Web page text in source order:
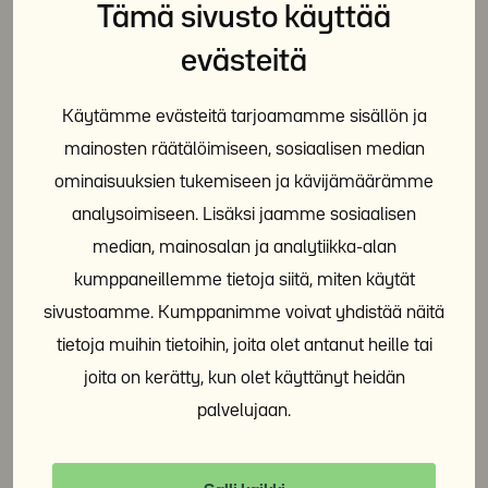
Tämä sivusto käyttää
evästeitä
Käytämme evästeitä tarjoamamme sisällön ja
mainosten räätälöimiseen, sosiaalisen median
ominaisuuksien tukemiseen ja kävijämäärämme
analysoimiseen. Lisäksi jaamme sosiaalisen
median, mainosalan ja analytiikka-alan
kumppaneillemme tietoja siitä, miten käytät
sivustoamme. Kumppanimme voivat yhdistää näitä
tietoja muihin tietoihin, joita olet antanut heille tai
joita on kerätty, kun olet käyttänyt heidän
palvelujaan.
Turkiskuoriaisista pääsee huolellisen siivouksen
avulla eroon itse. Tyhjennä vaatekaapit ja
vaatehuone. Imuroi sen jälkeen kaapit huolellisesti,
käsittele tuhohyönteissumutteella ja hävitä pölypussi
välittömästi. Myös lattialistat, patteriläpiviennit ja
ilmanvaihtoventtiilit kannattaa käsitellä. Pese
tekstiilit 60 asteessa tai pakasta niitä viikko -20
asteessa.
Luteet
Päivisin ne ovat piilossa huonekalujen raoissa,